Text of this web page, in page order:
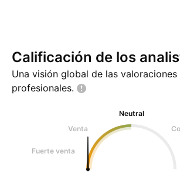
Calificación de los
Una visión global de las valoraciones
profesionales.
Neutral
Venta
Fuerte venta